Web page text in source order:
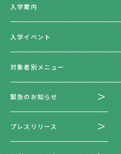
入学案内
入学イベント
対象者別メニュー
緊急のお知らせ
プレスリリース